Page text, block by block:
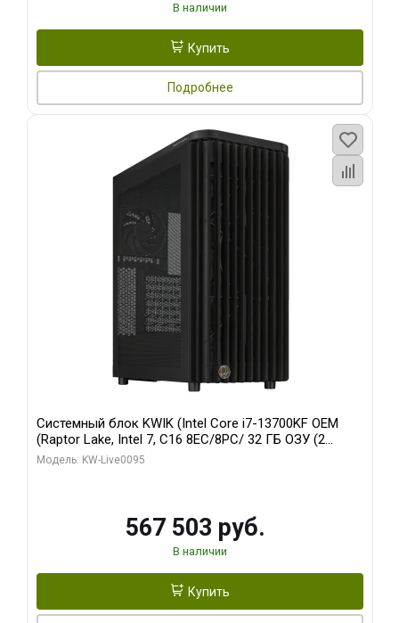
В наличии
Купить
Подробнее
Системный блок KWIK (Intel Core i7-13700KF OEM
(Raptor Lake, Intel 7, C16 8EC/8PC/ 32 ГБ ОЗУ (2
модуля)/ Afox RTX4090 24GB GDDR6X 384-Bit 3xDP
Модель: KW-Live0095
567 503 руб.
В наличии
Купить